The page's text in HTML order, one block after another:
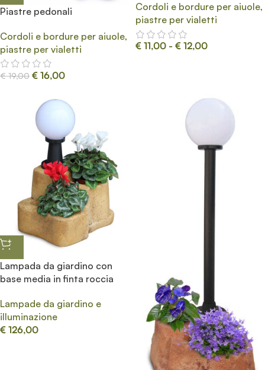
Piastre pedonali
Cordoli e bordure per aiuole,
piastre per vialetti
€19,00 € 16,00
Cordoli e bordure per aiuole,
piastre per vialetti
€ 11,00 - € 12,00
Lampada da giardino con
base media in finta roccia
Lampade da giardino e
illuminazione
€ 126,00